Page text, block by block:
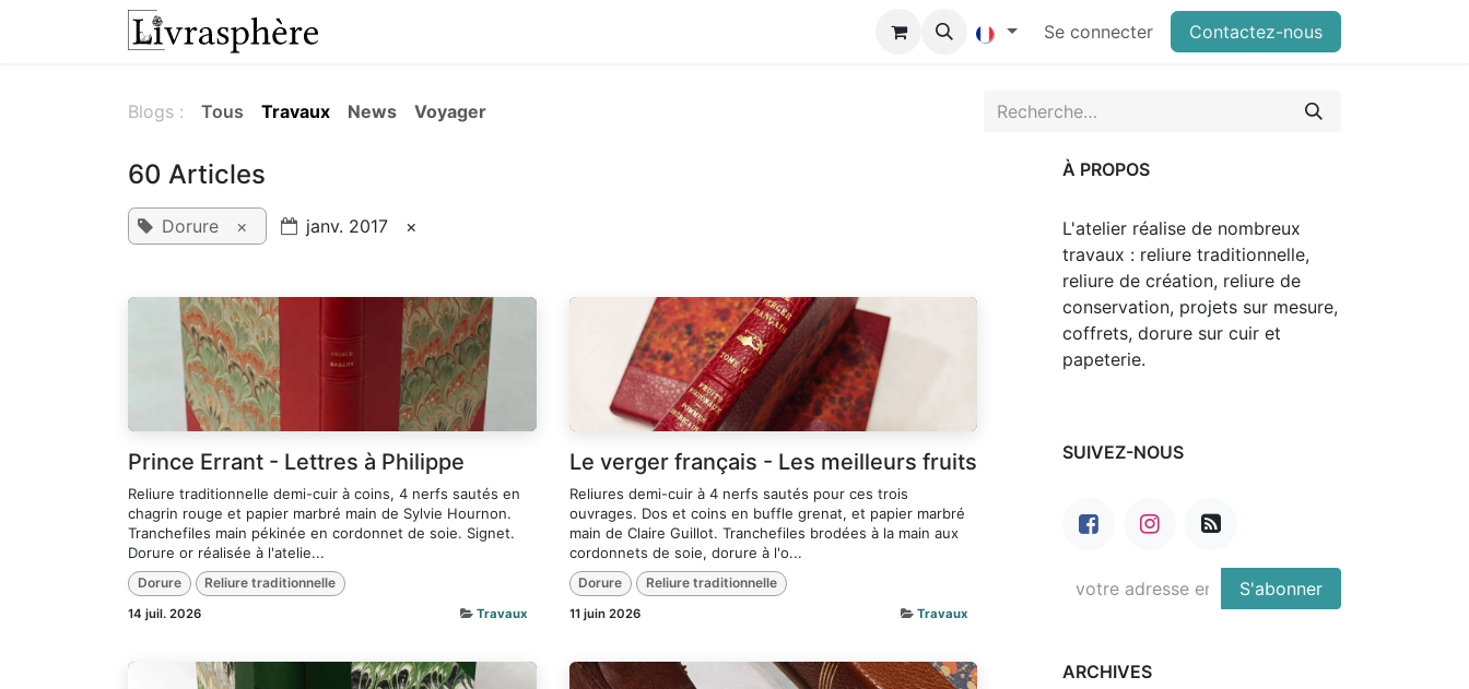
Se rendre au contenu
Se connecter Contactez-nous
Blogs : Tous Travaux News Voyager
60 Articles
Dorure × janv. 2017 ×
Prince Errant - Lettres à Philippe
Reliure traditionnelle demi-cuir à coins, 4 nerfs sautés en
chagrin rouge et papier marbré main de Sylvie Hournon.
Tranchefiles main pékinée en cordonnet de soie. Signet.
Dorure or réalisée à l'atelie...
Dorure Reliure traditionnelle
14 juil. 2026 Travaux
Le verger français - Les meilleurs fruits
Reliures demi-cuir à 4 nerfs sautés pour ces trois
ouvrages. Dos et coins en buffle grenat, et papier marbré
main de Claire Guillot. Tranchefiles brodées à la main aux
cordonnets de soie, dorure à l'o...
Dorure Reliure traditionnelle
11 juin 2026 Travaux
À PROPOS
L'atelier réalise de nombreux
travaux : reliure traditionnelle,
reliure de création, reliure de
conservation, projets sur mesure,
coffrets, dorure sur cuir et
papeterie.
SUIVEZ-NOUS
S'abonner
ARCHIVES